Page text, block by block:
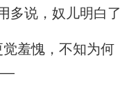
多说，奴儿明白
羞愧，不知为何